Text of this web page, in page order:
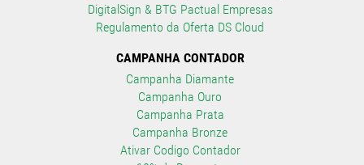
DigitalSign & BTG Pactual Empresas
Regulamento da Oferta DS Cloud
CAMPANHA CONTADOR
Campanha Diamante
Campanha Ouro
Campanha Prata
Campanha Bronze
Ativar Codigo Contador